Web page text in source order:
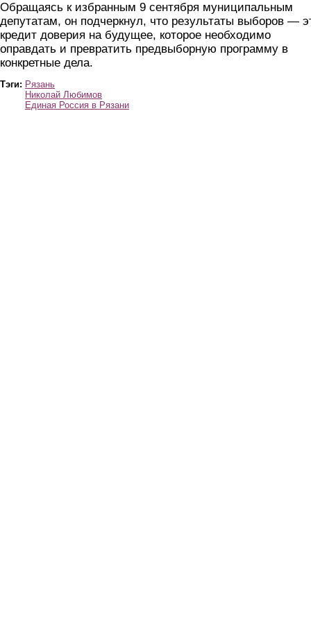
Обращаясь к избранным 9 сентября муниципальным
депутатам, он подчеркнул, что результаты выборов —
кредит доверия на будущее, которое необходимо
оправдать и превратить предвыборную программу в
конкретные дела.
Тэги: Рязань
Николай Любимов
Единая Россия в Рязани